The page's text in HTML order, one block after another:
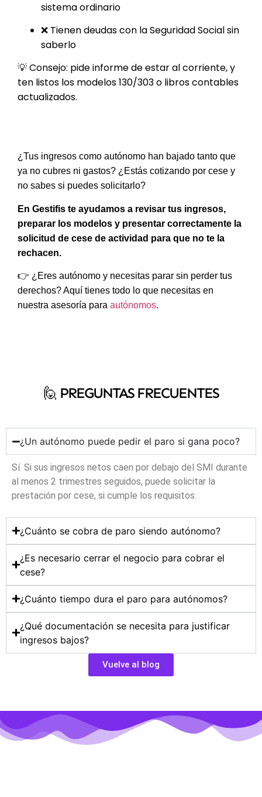
sistema ordinario
❌ Tienen deudas con la Seguridad Social sin
saberlo
💡 Consejo: pide informe de estar al corriente, y
ten listos los modelos 130/303 o libros contables
actualizados.
¿Tus ingresos como autónomo han bajado tanto que
ya no cubres ni gastos? ¿Estás cotizando por cese y
no sabes si puedes solicitarlo?
En Gestifis te ayudamos a revisar tus ingresos,
preparar los modelos y presentar correctamente la
solicitud de cese de actividad para que no te la
rechacen.
👉 ¿Eres autónomo y necesitas parar sin perder tus
derechos? Aquí tienes todo lo que necesitas en
nuestra asesoría para autónomos.
🙋‍ PREGUNTAS FRECUENTES
¿Un autónomo puede pedir el paro si gana poco?
Sí. Si sus ingresos netos caen por debajo del SMI durante
al menos 2 trimestres seguidos, puede solicitar la
prestación por cese, si cumple los requisitos.
¿Cuánto se cobra de paro siendo autónomo?
¿Es necesario cerrar el negocio para cobrar el
cese?
¿Cuánto tiempo dura el paro para autónomos?
¿Qué documentación se necesita para justificar
ingresos bajos?
Vuelve al blog